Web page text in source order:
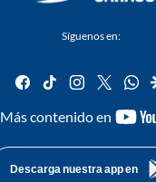
Síguenos en:
facebook
tiktok instagram
twitter
Más contenido en
Descarga nuestra app en